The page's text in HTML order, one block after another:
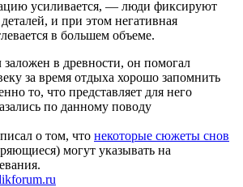
усиливается, — люди фиксируют
и при этом негативная
в большем объеме.
в древности, он помогал
за время отдыха хорошо запомнить
то, что представляет для него
по данному поводу
о том, что некоторые сюжеты снов
могут указывать на